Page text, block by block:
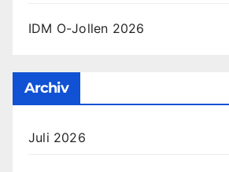
IDM O-Jollen 2026
Archiv
Juli 2026